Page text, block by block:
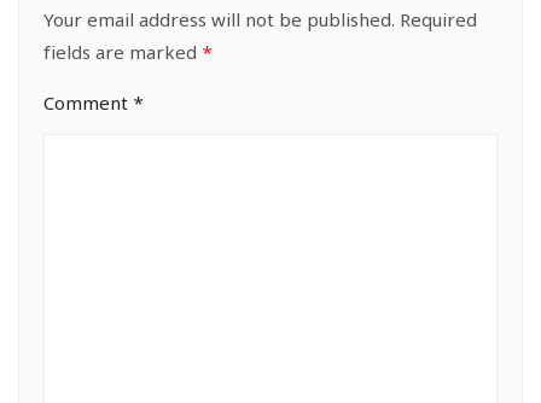
Your email address will not be published. Required
fields are marked *
Comment *